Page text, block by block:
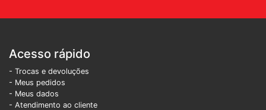
Acesso rápido
- Trocas e devoluções
- Meus pedidos
- Meus dados
- Atendimento ao cliente